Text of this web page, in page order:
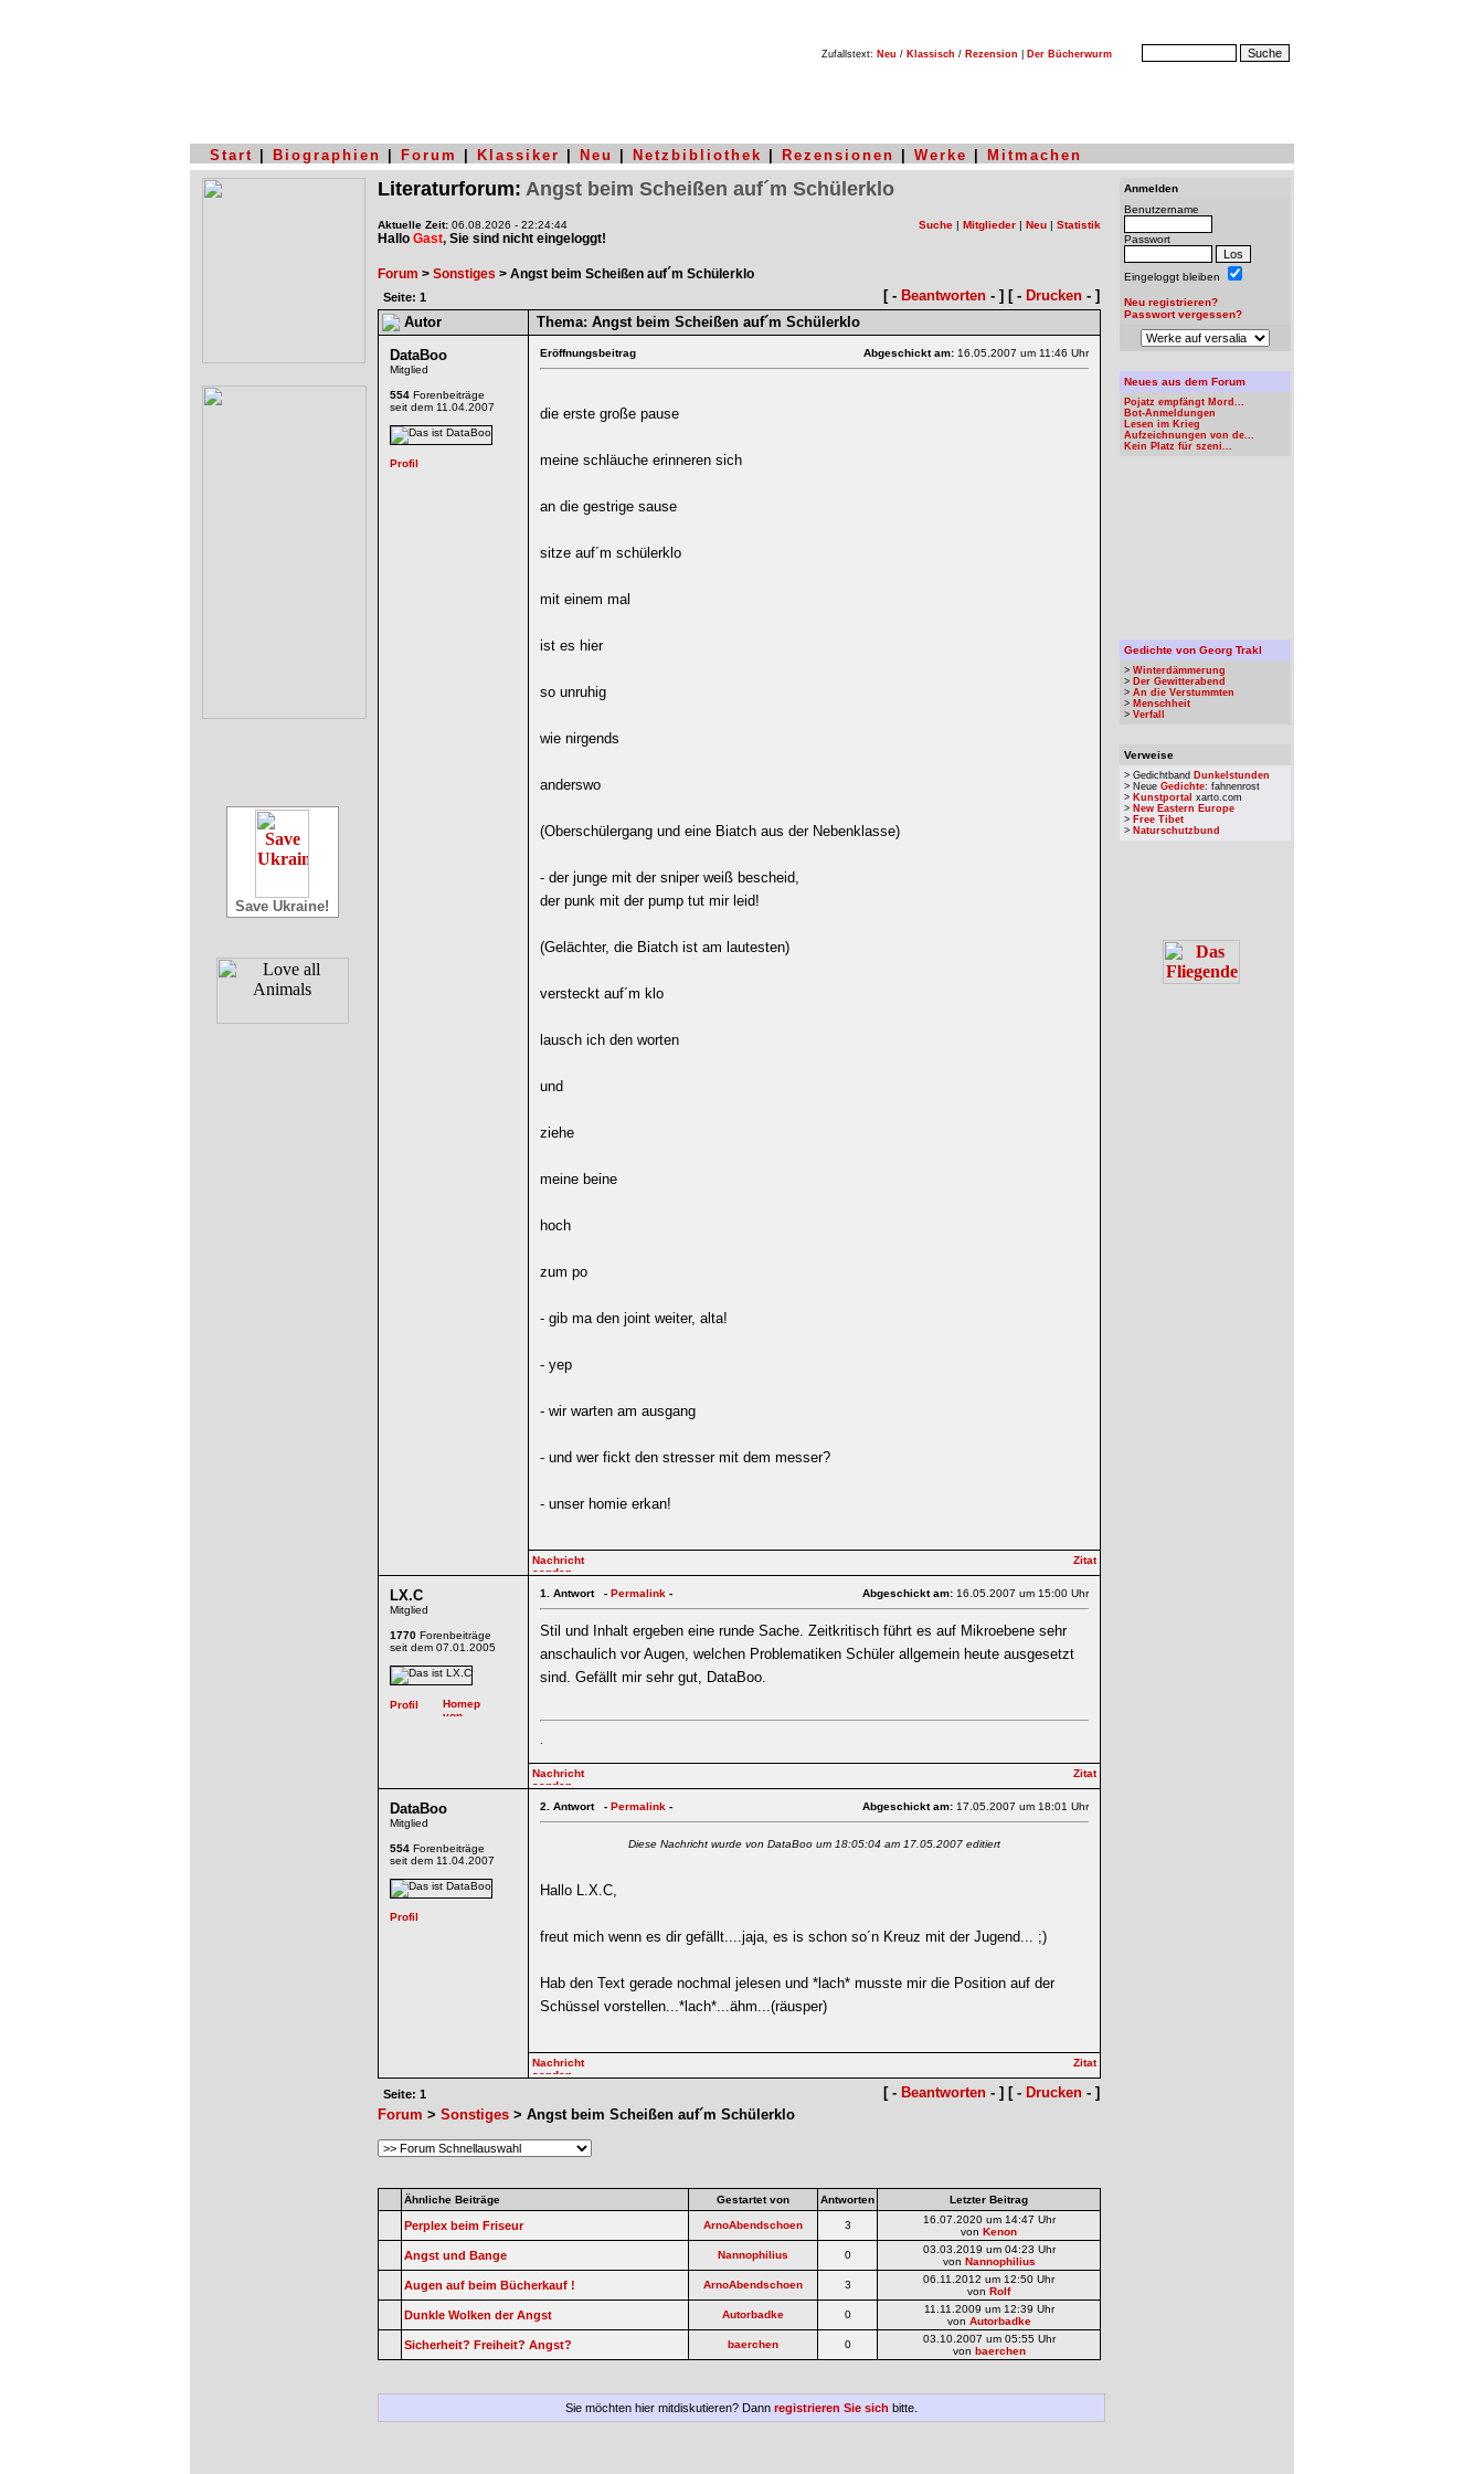
Zufallstext: Neu / Klassisch / Rezension Der Bücherwurm
Start Biographien Forum Klassiker Neu Netzbibliothek Rezensionen Werke Mitmachen
Save Ukraine!
Literaturforum: Angst beim Scheißen auf´m Schülerklo
Aktuelle Zeit: 06.08.2026 - 22:24:44
Hallo Gast, Sie sind nicht eingeloggt!
Suche | Mitglieder | Neu | Statistik
Forum > Sonstiges > Angst beim Scheißen auf´m Schülerklo
Seite: 1 [ - Beantworten - ] [ - Drucken - ]
Autor
Thema: Angst beim Scheißen auf´m Schülerklo
DataBoo
Mitglied
554 Forenbeiträge
seit dem 11.04.2007
Eröffnungsbeitrag Abgeschickt am: 16.05.2007 um 11:46 Uhr
die erste große pause
meine schläuche erinneren sich
an die gestrige sause
sitze auf´m schülerklo
mit einem mal
ist es hier
so unruhig
wie nirgends
anderswo
(Oberschülergang und eine Biatch aus der Nebenklasse)
- der junge mit der sniper weiß bescheid,
der punk mit der pump tut mir leid!
(Gelächter, die Biatch ist am lautesten)
versteckt auf´m klo
lausch ich den worten
und
ziehe
meine beine
hoch
zum po
- gib ma den joint weiter, alta!
- yep
- wir warten am ausgang
- und wer fickt den stresser mit dem messer?
- unser homie erkan!
LX.C
Mitglied
1770 Forenbeiträge
seit dem 07.01.2005
1. Antwort - Permalink - Abgeschickt am: 16.05.2007 um 15:00 Uhr
Stil und Inhalt ergeben eine runde Sache. Zeitkritisch führt es auf Mikroebene sehr
anschaulich vor Augen, welchen Problematiken Schüler allgemein heute ausgesetzt
sind. Gefällt mir sehr gut, DataBoo.
.
DataBoo
Mitglied
554 Forenbeiträge
seit dem 11.04.2007
2. Antwort - Permalink - Abgeschickt am: 17.05.2007 um 18:01 Uhr
Diese Nachricht wurde von DataBoo um 18:05:04 am 17.05.2007 editiert
Hallo L.X.C,
freut mich wenn es dir gefällt....jaja, es is schon so´n Kreuz mit der Jugend... ;)
Hab den Text gerade nochmal jelesen und *lach* musste mir die Position auf der
Schüssel vorstellen...*lach*...ähm...(räusper)
Seite: 1 [ - Beantworten - ] [ - Drucken - ]
Forum > Sonstiges > Angst beim Scheißen auf´m Schülerklo
Ähnliche Beiträge Gestartet von Antworten Letzter Beitrag
Perplex beim Friseur ArnoAbendschoen 3
16.07.2020 um 14:47 Uhr
von Kenon
Angst und Bange Nannophilius 0
03.03.2019 um 04:23 Uhr
von Nannophilius
Augen auf beim Bücherkauf ! ArnoAbendschoen 3
06.11.2012 um 12:50 Uhr
von Rolf
Dunkle Wolken der Angst Autorbadke 0
11.11.2009 um 12:39 Uhr
von Autorbadke
Sicherheit? Freiheit? Angst? baerchen 0
03.10.2007 um 05:55 Uhr
von baerchen
Sie möchten hier mitdiskutieren? Dann registrieren Sie sich bitte.
Anmelden
Benutzername
Passwort
Eingeloggt bleiben
Neu registrieren?
Passwort vergessen?
Neues aus dem Forum
Pojatz empfängt Mord...
Bot-Anmeldungen
Lesen im Krieg
Aufzeichnungen von de...
Kein Platz für szeni...
Gedichte von Georg Trakl
> Winterdämmerung
> Der Gewitterabend
> An die Verstummten
> Menschheit
> Verfall
Verweise
> Gedichtband Dunkelstunden
> Neue Gedichte: fahnenrost
> Kunstportal xarto.com
> New Eastern Europe
> Free Tibet
> Naturschutzbund